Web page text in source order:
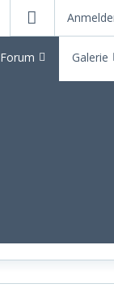
Forum Galerie